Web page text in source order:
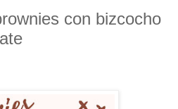
con bizcocho